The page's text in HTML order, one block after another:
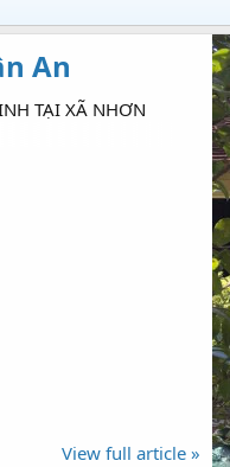
An
TẠI XÃ NHƠN
View full article »